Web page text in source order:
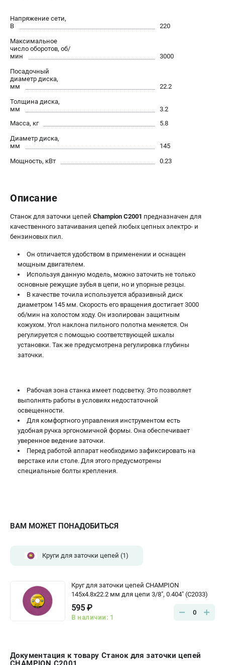
Контакты
Способы оплаты
Как нас найти
КАТАЛОГ
Аккумуляторная техника
Генераторы электричества
Двигатели
Запасные части
Мотопомпы
Сварочное оборудование
Средства защиты
Станки
Строительная техника
Уборочная техника
ТЕЛЕФОН (САНКТ-ПЕТЕРБУРГ)
+7 (812) 448-13-08
Информация размещённая на сайте не является публичной
офертой.
проспект Александровской Фермы, 29АЛ
8 (812) 748-27-58
вс - выходной
ЗАКАЗ ЗАПЧАСТЕЙ
zakaz@championmarket.ru
ВАМ МОЖЕТ ПОНАДОБИТЬСЯ
Круги для заточки цепей (1)
Круг для заточки цепей CHAMPION
145х4.8х22.2 мм для цепи 3/8", 0.404" (C2033)
595 ₽
В наличии: 1
0
Напряжение сети,
В
220
Максимальное
число оборотов, об/
мин
3000
Посадочный
диаметр диска,
мм
22.2
Толщина диска,
мм
3.2
Масса, кг
5.8
Диаметр диска,
мм
145
Мощность, кВт
0.23
Описание
Станок для заточки цепей Champion C2001 предназначен для
качественного затачивания цепей любых цепных электро- и
бензиновых пил.
Он отличается удобством в применении и оснащен
мощным двигателем.
Используя данную модель, можно заточить не только
основные режущие зубья в цепи, но и упорные резцы.
В качестве точила используется абразивный диск
диаметром 145 мм. Скорость его вращения достигает 3000
об/мин на холостом ходу. Он изолирован защитным
кожухом. Угол наклона пильного полотна меняется. Он
регулируется с помощью соответствующей шкалы
установки. Так же предусмотрена регулировка глубины
заточки.
Рабочая зона станка имеет подсветку. Это позволяет
выполнять работы в условиях недостаточной
освещенности.
Для комфортного управления инструментом есть
удобная ручка эргономичной формы. Она обеспечивает
уверенное ведение заточки.
Перед работой аппарат необходимо зафиксировать на
верстаке или столе. Для этого предусмотрены
специальные болты крепления.
Документация к товару Станок для заточки цепей